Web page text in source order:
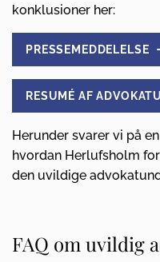
konklusioner her:
PRESSEMEDDELELSE
RESUMÉ AF
Herunder svarer vi på
hvordan Herlufsholm
den uvildige
FAQ om uvildig